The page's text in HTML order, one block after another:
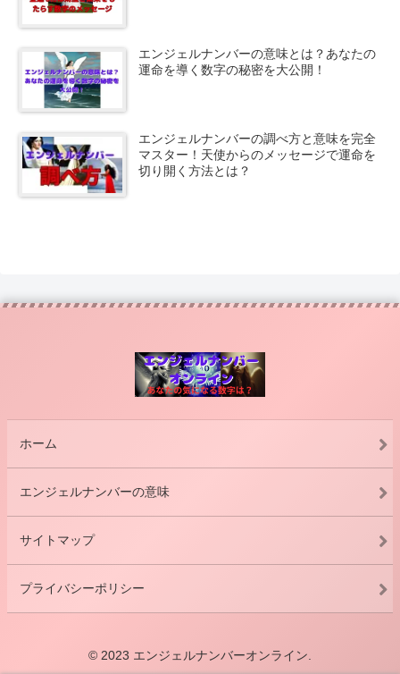
エンジェルナンバーの意味とは？あなたの
運命を導く数字の秘密を大公開！
エンジェルナンバーの調べ方と意味を完全
マスター！天使からのメッセージで運命を
切り開く方法とは？
ホーム
エンジェルナンバーの意味
サイトマップ
プライバシーポリシー
© 2023 エンジェルナンバーオンライン.